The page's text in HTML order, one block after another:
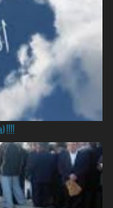
!!!!